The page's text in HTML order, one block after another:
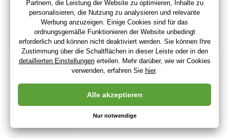
Dino Bikes - Kinderfahrrad 20" 420D - AURELIA Sport
rosa 2017
154,39 €ohne MwSt